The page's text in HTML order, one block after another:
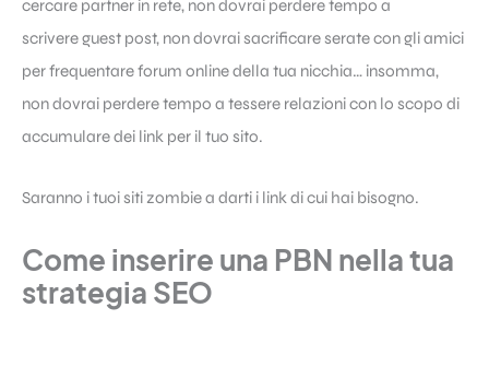
cercare partner in rete, non dovrai perdere tempo a
scrivere guest post, non dovrai sacrificare serate con gli amici
per frequentare forum online della tua nicchia… insomma,
non dovrai perdere tempo a tessere relazioni con lo scopo di
accumulare dei link per il tuo sito.
Saranno i tuoi siti zombie a darti i link di cui hai bisogno.
Come inserire una PBN nella tua
strategia SEO